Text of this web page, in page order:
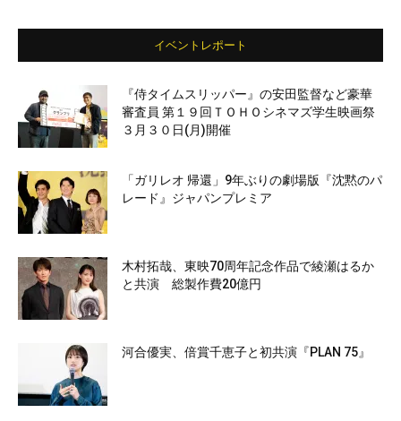
イベントレポート
『侍タイムスリッパー』の安田監督など豪華
審査員 第１９回ＴＯＨＯシネマズ学生映画祭
３月３０日(月)開催
「ガリレオ 帰還」9年ぶりの劇場版『沈黙のパ
レード』ジャパンプレミア
木村拓哉、東映70周年記念作品で綾瀬はるか
と共演 総製作費20億円
河合優実、倍賞千恵子と初共演『PLAN 75』